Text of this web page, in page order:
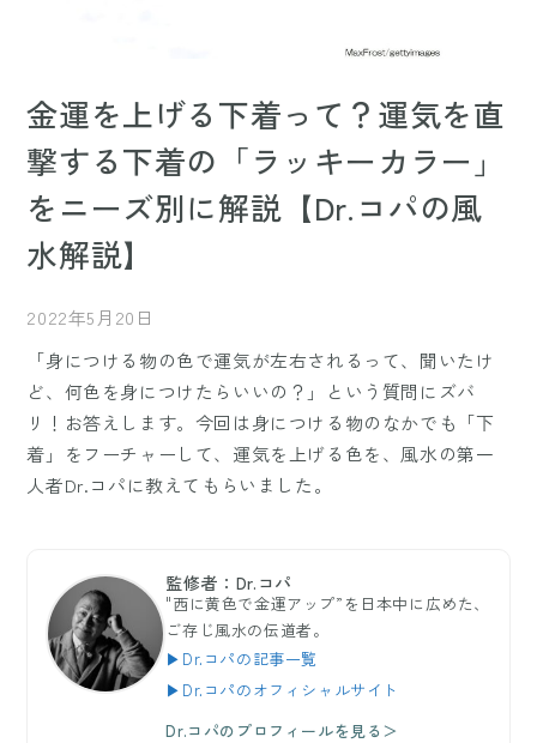
金運を上げる下着って？運気を直
撃する下着の「ラッキーカラー」
をニーズ別に解説【Dr.コパの風
水解説】
2022年5月20日
「身につける物の色で運気が左右されるって、聞いたけ
ど、何色を身につけたらいいの？」という質問にズバ
リ！お答えします。今回は身につける物のなかでも「下
着」をフーチャーして、運気を上げる色を、風水の第一
人者Dr.コパに教えてもらいました。
監修者：Dr.コパ
"西に黄色で金運アップ”を日本中に広めた、
ご存じ風水の伝道者。
▶Dr.コパの記事一覧
▶Dr.コパのオフィシャルサイト
Dr.コパのプロフィールを見る＞